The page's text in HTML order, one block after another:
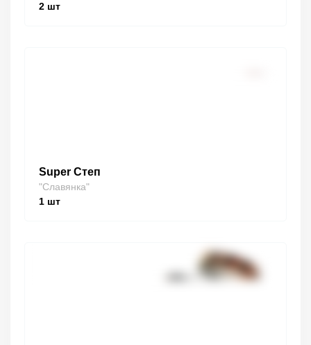
2 шт
Super Степ
"Славянка"
1 шт